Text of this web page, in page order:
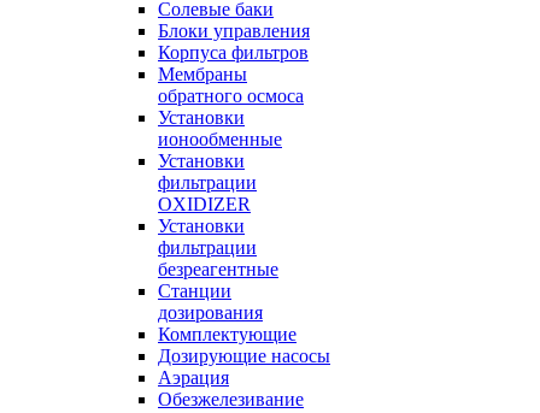
Солевые баки
Блоки управления
Корпуса фильтров
Мембраны
обратного осмоса
Установки
ионообменные
Установки
фильтрации
OXIDIZER
Установки
фильтрации
безреагентные
Станции
дозирования
Комплектующие
Дозирующие насосы
Аэрация
Обезжелезивание